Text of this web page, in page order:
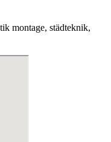
montage, städteknik,